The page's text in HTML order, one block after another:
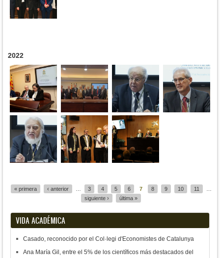
2022
« primera ‹ anterior 3 4 5 6 7 8 9 10 11
siguiente ›
última »
VIDA ACADÉMICA
Casado, reconocido por el Col·legi d'Economistes de Catalunya
Ana María Gil, entre el 5% de los científicos más destacados del